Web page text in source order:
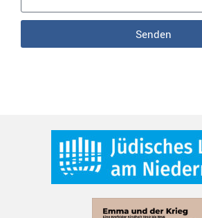
Senden